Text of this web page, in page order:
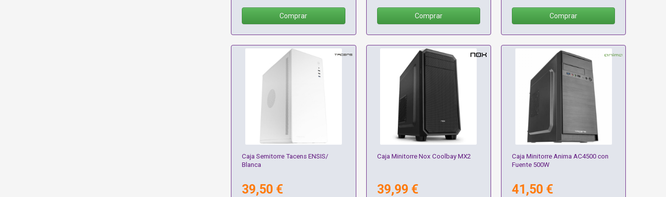
Comprar Comprar Comprar
Caja Semitorre Tacens ENSIS/
Blanca
39,50 €
Caja Minitorre Nox Coolbay MX2
39,99 €
Caja Minitorre Anima AC4500 con
Fuente 500W
41,50 €